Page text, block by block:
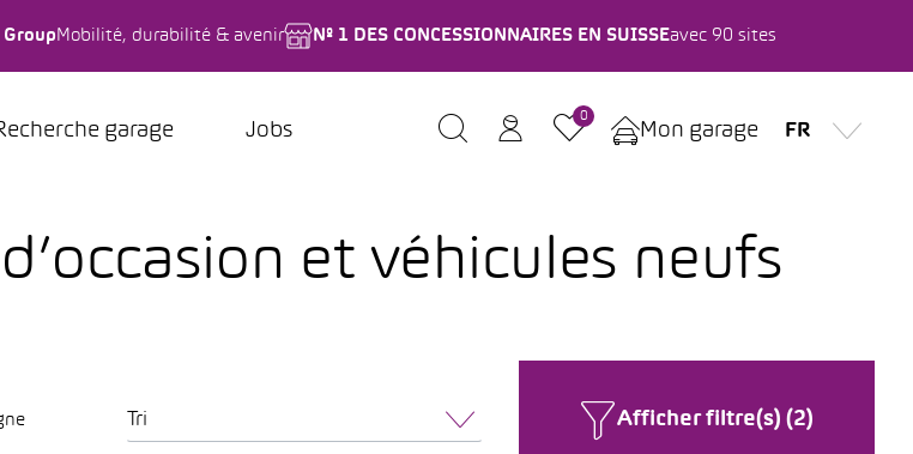
Group Mobilité, durabilité & avenir Nº 1 DES CONCESSIONNAIRES EN SUISSEavec 90 sites
Recherche garage Jobs
0
Mon garage FR
et véhicules neufs
Tri Afficher filtre(s) (2)